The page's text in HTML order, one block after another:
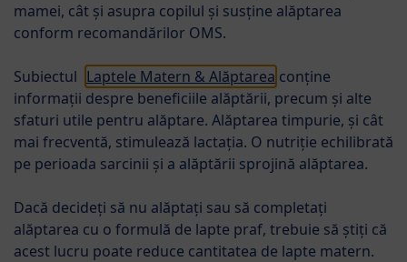
HiPP ORGANIC
Foarte important! Laptele matern este cea mai
bună hrană pentru copilul tău. Se recomandă
alăptarea exclusivă cu lapte matern pentru sugarii
cu vârsta de până la 6 luni.
Calitate ecologică pentru o dezvoltare sănătoasă
fabricate din lapte și ingrediente de calitate ecologică
strict controlate.
mamei, cât şi asupra copilul şi susţine alăptarea
conform recomandărilor OMS.
Subiectul Laptele Matern & Alăptarea conține
informații despre beneficiile alăptării, precum și alte
sfaturi utile pentru alăptare. Alăptarea timpurie, și cât
mai frecventă, stimulează lactația. O nutriție echilibrată
pe perioada sarcinii și a alăptării sprojină alăptarea.
Dacă decideți să nu alăptați sau să completați
alăptarea cu o formulă de lapte praf, trebuie să știți că
acest lucru poate reduce cantitatea de lapte matern.